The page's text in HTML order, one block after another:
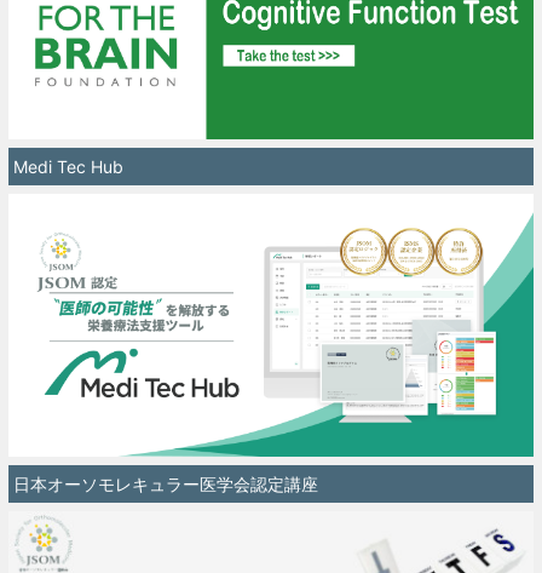
Medi Tec Hub
日本オーソモレキュラー医学会認定講座